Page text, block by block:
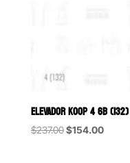
ELEVADOR KOOP 4 6B (132)
$237.00Original
$154.00Current